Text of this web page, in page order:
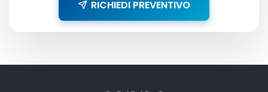
RICHIEDI PREVENTIVO